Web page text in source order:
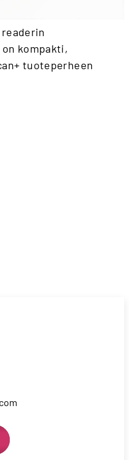
readerin
kompakti,
tuoteperheen